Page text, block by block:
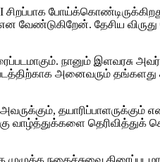
II சிறப்பாக
வேண்டுகிறேன். தேசிய
நானும் இளவரசு
அனைவரும் தங்களது
தயாரிப்பாளருக்கும்
வாழ்த்துக்களை
நகைச்சுவை